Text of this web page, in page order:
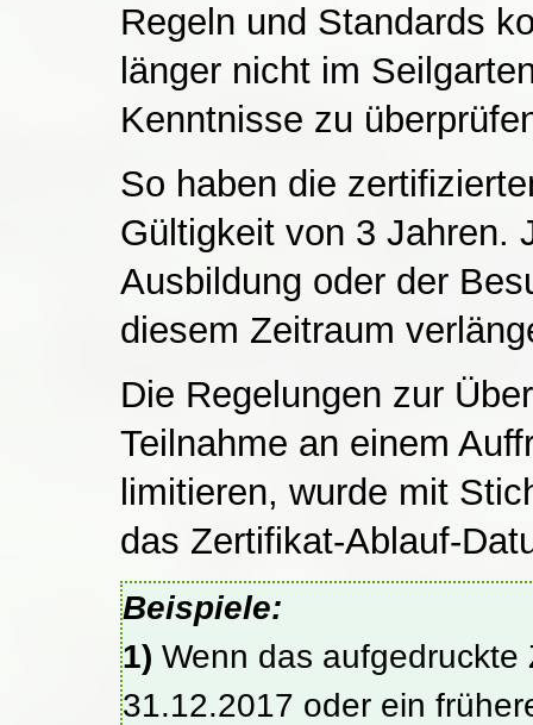
Regeln und Standards
länger nicht im
Kenntnisse zu
So haben die
Gültigkeit von 3 Jahren.
Ausbildung oder der
diesem Zeitraum
Die Regelungen zur
Teilnahme an einem
limitieren, wurde mit
das Zertifikat-Ablauf-
Beispiele:
1) Wenn das
31.12.2017 oder ein